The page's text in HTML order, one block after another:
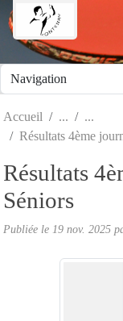
Accueil
Résultats 4ème
Résultats
Séniors
Publiée le 19 nov. 2025
Panneau de gestion